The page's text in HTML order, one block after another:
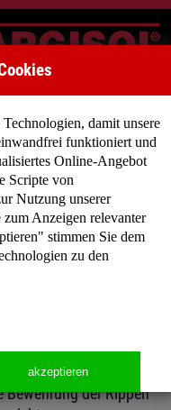
Deckensysteme
aus Neopor®
verlorene Schalung
Die Tragfähigkeit der
der Rippen
damit unsere
funktioniert und
Online-Angebot
Scripte von
Nutzung unserer
Anzeigen relevanter
stimmen Sie dem
zu den
akzeptieren